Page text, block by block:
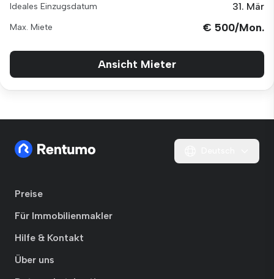
Ideales Einzugsdatum 31. Mär
Max. Miete € 500/Mon.
Ansicht Mieter
Preise
Für Immobilienmakler
Hilfe & Kontakt
Über uns